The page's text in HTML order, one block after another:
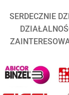
SERDECZNIE